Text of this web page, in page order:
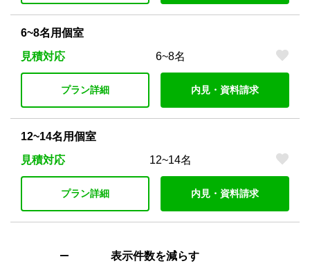
6~8名用個室
見積対応
6~8名
プラン詳細 内見・資料請求
12~14名用個室
見積対応
12~14名
プラン詳細 内見・資料請求
表示件数を減らす